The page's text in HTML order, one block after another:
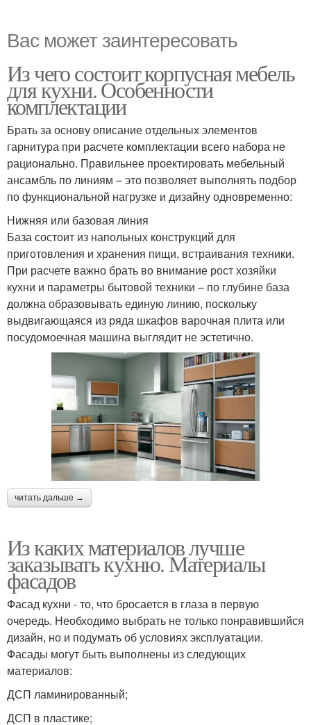
Вас может заинтересовать
Из чего состоит корпусная мебель
для кухни. Особенности
комплектации
Брать за основу описание отдельных элементов
гарнитура при расчете комплектации всего набора не
рационально. Правильнее проектировать мебельный
ансамбль по линиям – это позволяет выполнять подбор
по функциональной нагрузке и дизайну одновременно:
Нижняя или базовая линия
База состоит из напольных конструкций для
приготовления и хранения пищи, встраивания техники.
При расчете важно брать во внимание рост хозяйки
кухни и параметры бытовой техники – по глубине база
должна образовывать единую линию, поскольку
выдвигающаяся из ряда шкафов варочная плита или
посудомоечная машина выглядит не эстетично.
читать дальше →
Из каких материалов лучше
заказывать кухню. Материалы
фасадов
Фасад кухни - то, что бросается в глаза в первую
очередь. Необходимо выбрать не только понравившийся
дизайн, но и подумать об условиях эксплуатации.
Фасады могут быть выполнены из следующих
материалов:
ДСП ламинированный;
ДСП в пластике;